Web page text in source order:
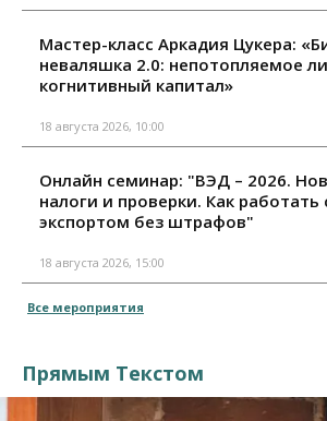
Мастер-класс Аркадия Цукера:
неваляшка 2.0: непотопляемое
когнитивный капитал»
18 августа 2026, 10:00
Онлайн семинар: "ВЭД – 2026.
налоги и проверки. Как
экспортом без штрафов"
18 августа 2026, 15:00
Все мероприятия
Прямым Текстом